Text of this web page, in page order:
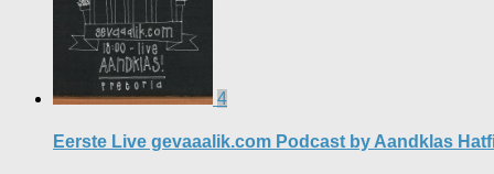
4
Eerste Live gevaaalik.com Podcast by Aandklas